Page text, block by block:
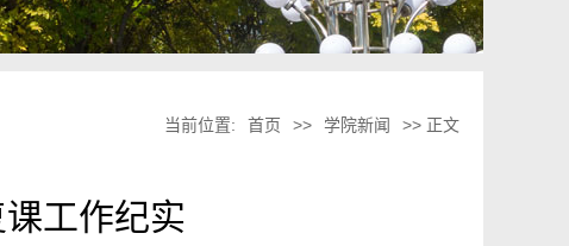
当前位置: 首页 >> 学院新闻 >> 正文
工作纪实